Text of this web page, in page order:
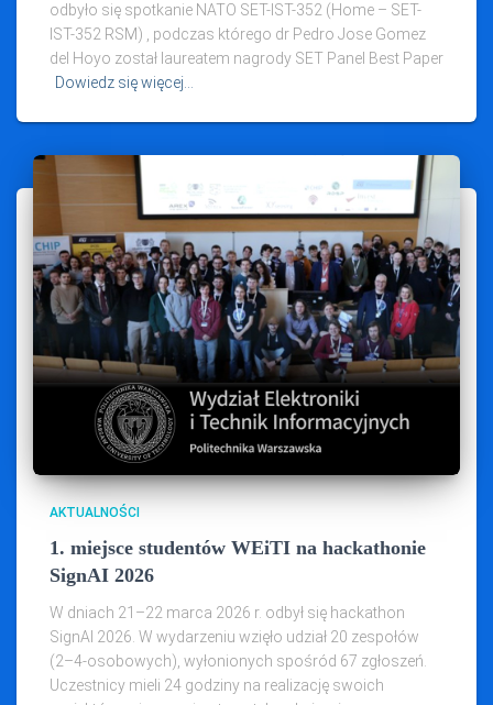
odbyło się spotkanie NATO SET-IST-352 (Home – SET-
IST-352 RSM) , podczas którego dr Pedro Jose Gomez
del Hoyo został laureatem nagrody SET Panel Best Paper
Dowiedz się więcej…
AKTUALNOŚCI
1. miejsce studentów WEiTI na hackathonie
SignAI 2026
W dniach 21–22 marca 2026 r. odbył się hackathon
SignAI 2026. W wydarzeniu wzięło udział 20 zespołów
(2–4‑osobowych), wyłonionych spośród 67 zgłoszeń.
Uczestnicy mieli 24 godziny na realizację swoich